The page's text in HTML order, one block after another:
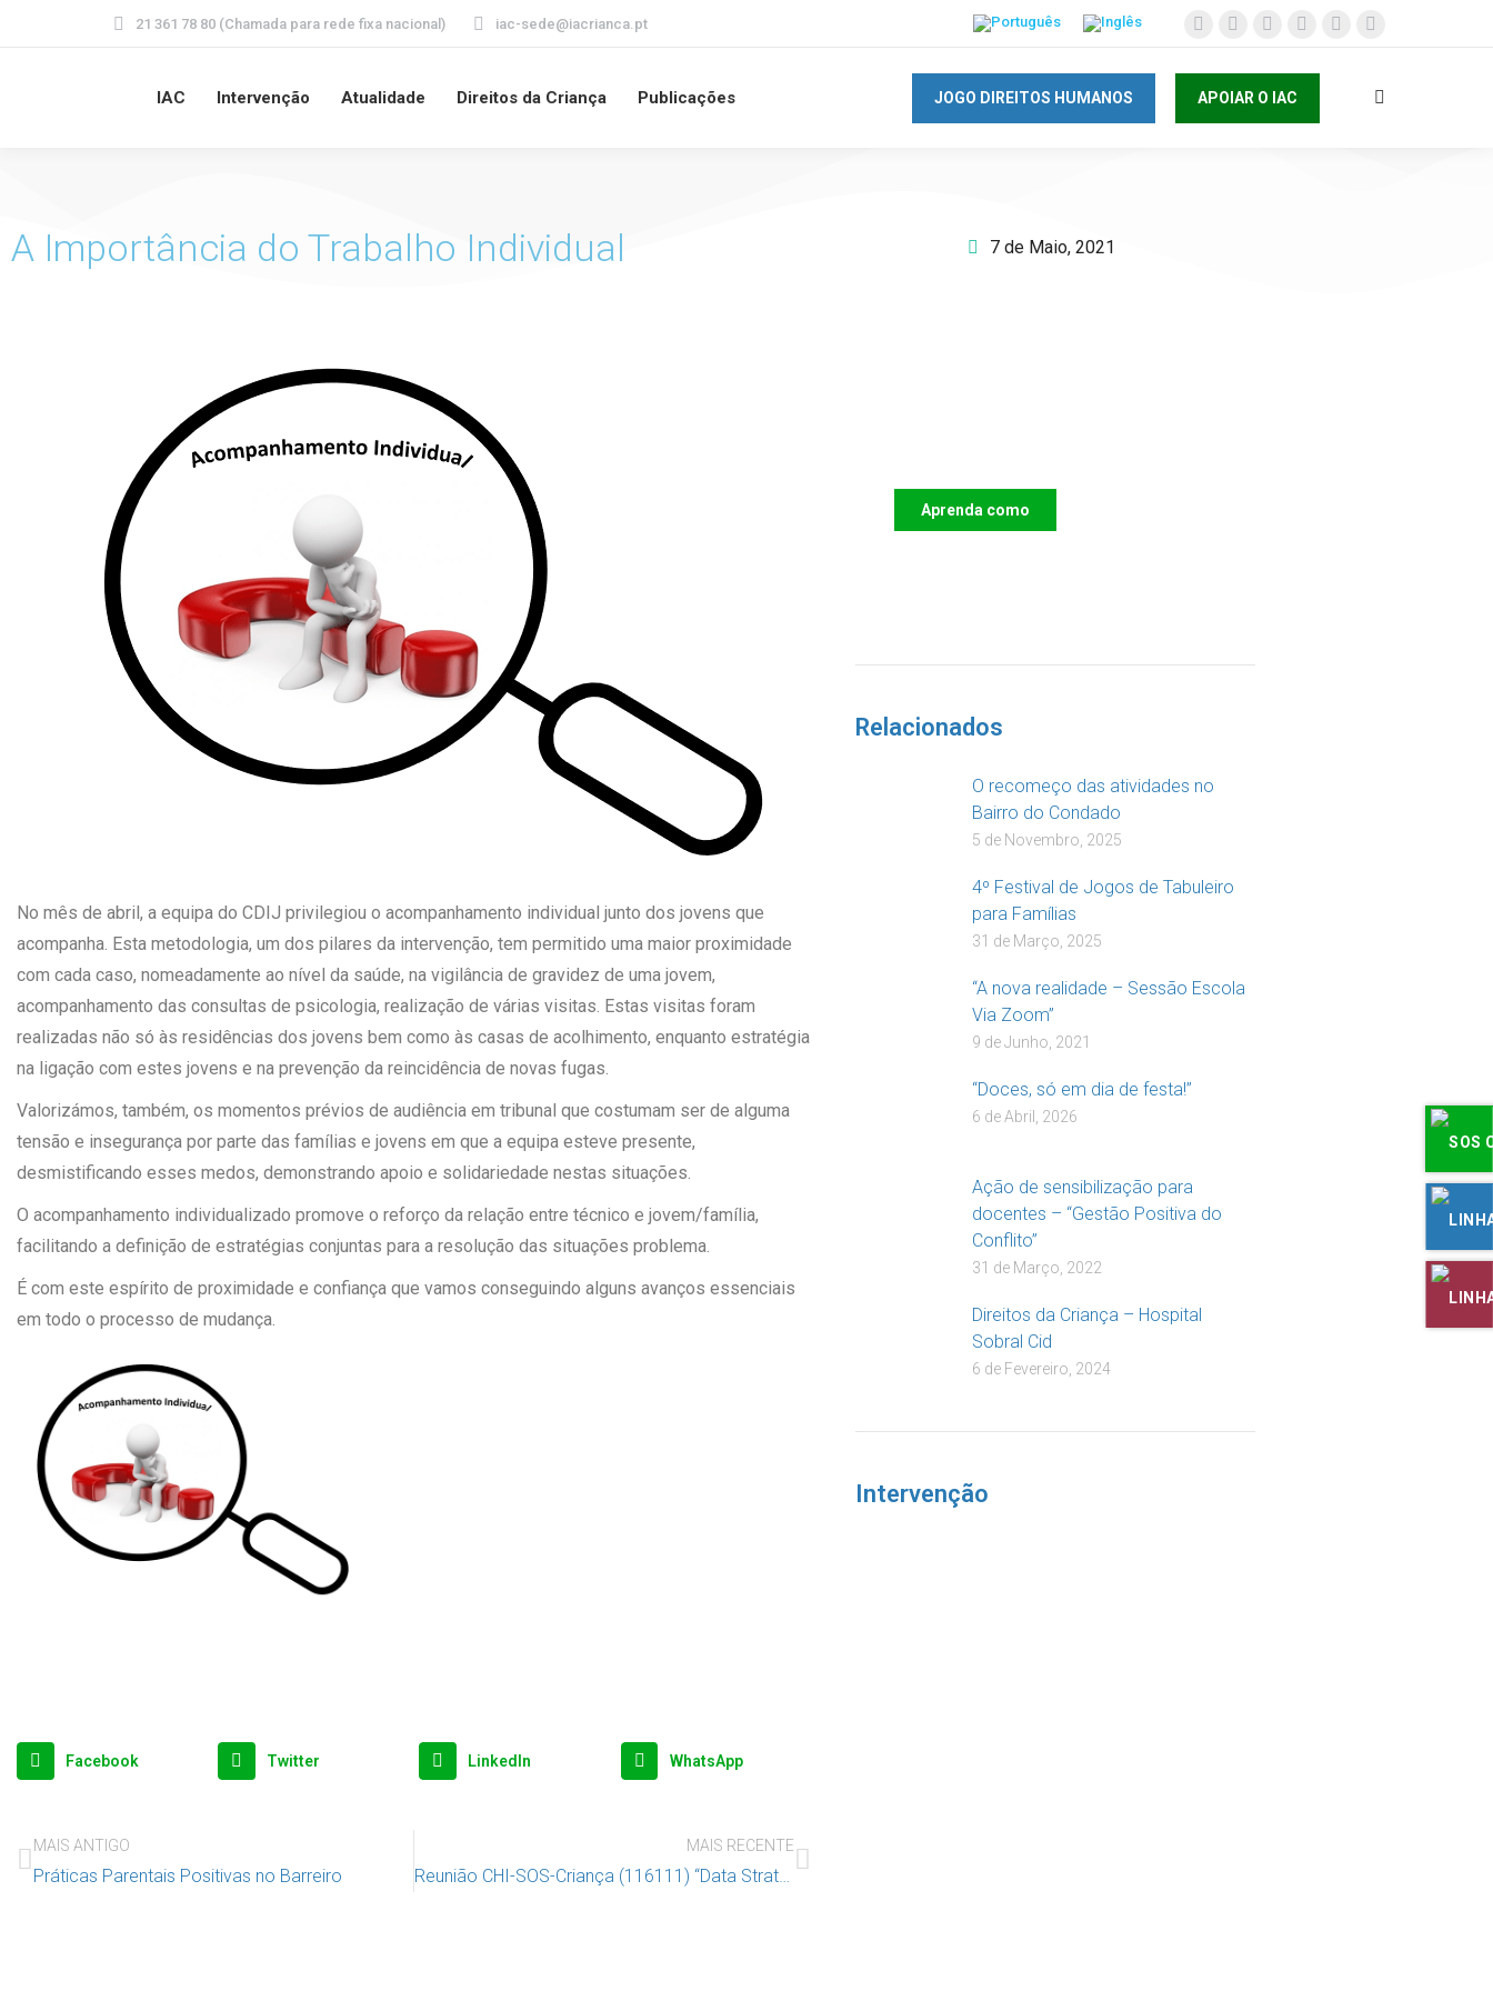
21 361 78 80 (Chamada para rede fixa nacional) iac-sede@iacrianca.pt
IAC Intervenção Atualidade Direitos da Criança Publicações JOGO DIREITOS HUMANOS APOIAR O IAC
A Importância do Trabalho Individual 7 de Maio, 2021
No mês de abril, a equipa do CDIJ privilegiou o acompanhamento individual junto dos jovens que
acompanha. Esta metodologia, um dos pilares da intervenção, tem permitido uma maior proximidade
com cada caso, nomeadamente ao nível da saúde, na vigilância de gravidez de uma jovem,
acompanhamento das consultas de psicologia, realização de várias visitas. Estas visitas foram
realizadas não só às residências dos jovens bem como às casas de acolhimento, enquanto estratégia
na ligação com estes jovens e na prevenção da reincidência de novas fugas.
Valorizámos, também, os momentos prévios de audiência em tribunal que costumam ser de alguma
tensão e insegurança por parte das famílias e jovens em que a equipa esteve presente,
desmistificando esses medos, demonstrando apoio e solidariedade nestas situações.
O acompanhamento individualizado promove o reforço da relação entre técnico e jovem/família,
facilitando a definição de estratégias conjuntas para a resolução das situações problema.
É com este espírito de proximidade e confiança que vamos conseguindo alguns avanços essenciais
em todo o processo de mudança.
Facebook Twitter LinkedIn WhatsApp
MAIS ANTIGO
Práticas Parentais Positivas no Barreiro
MAIS RECENTE
Reunião CHI-SOS-Criança (116111) “Data Strategy for Advocacy”
Aprenda como
Relacionados
O recomeço das atividades no
Bairro do Condado
5 de Novembro, 2025
4º Festival de Jogos de Tabuleiro
para Famílias
31 de Março, 2025
“A nova realidade – Sessão Escola
Via Zoom”
9 de Junho, 2021
“Doces, só em dia de festa!”
6 de Abril, 2026
Ação de sensibilização para
docentes – “Gestão Positiva do
Conflito”
31 de Março, 2022
Direitos da Criança – Hospital
Sobral Cid
6 de Fevereiro, 2024
Intervenção